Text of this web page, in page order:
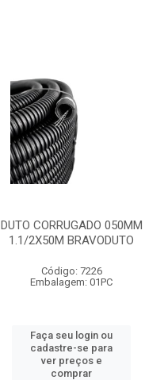
DUTO CORRUGADO 050MM
1.1/2X50M BRAVODUTO
Código: 7226
Embalagem: 01PC
Faça seu login ou
cadastre-se para
ver preços e
comprar